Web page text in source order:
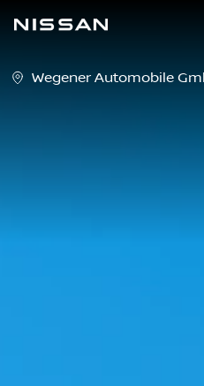
Wegener Automobile